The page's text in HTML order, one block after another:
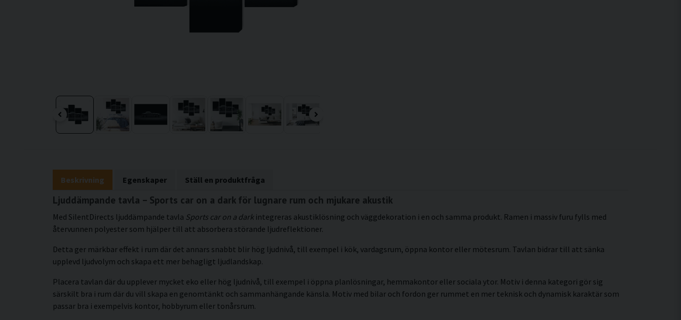
Beskrivning Egenskaper Ställ en produktfråga
Ljuddämpande tavla – Sports car on a dark för lugnare rum och mjukare akustik
Med SilentDirects ljuddämpande tavla Sports car on a darkintegreras akustiklösning och väggdekoration i en och samma produkt. Ramen i massiv furu fylls med
återvunnen polyester som hjälper till att absorbera störande ljudreflektioner.
Detta ger märkbar effekt i rum där det annars snabbt blir hög ljudnivå, till exempel i kök, vardagsrum, öppna kontor eller mötesrum. Tavlan bidrar till att sänka
upplevd ljudvolym och skapa ett mer behagligt ljudlandskap.
Placera tavlan där du upplever mycket eko eller hög ljudnivå, till exempel i öppna planlösningar, hemmakontor eller sociala ytor. Motiv i denna kategori gör sig
särskilt bra i rum där du vill skapa en genomtänkt och sammanhängande känsla. Motiv med bilar och fordon ger rummet en mer teknisk och dynamisk karaktär som
passar bra i exempelvis kontor, hobbyrum eller tonårsrum.